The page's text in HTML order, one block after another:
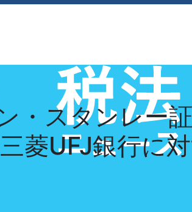
お知らせ お問い
・スタンレー
菱UFJ銀行に対